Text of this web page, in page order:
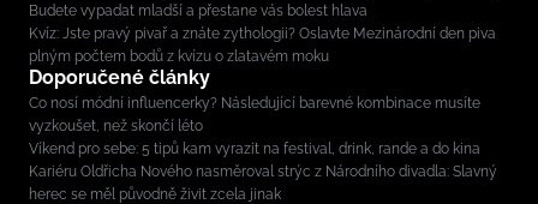
Budete vypadat mladší a přestane vás bolest hlava
Kvíz: Jste pravý pivař a znáte zythologii? Oslavte Mezinárodní den piva
plným počtem bodů z kvízu o zlatavém moku
Doporučené články
Co nosí módní influencerky? Následující barevné kombinace musíte
vyzkoušet, než skončí léto
Víkend pro sebe: 5 tipů kam vyrazit na festival, drink, rande a do kina
Kariéru Oldřicha Nového nasměroval strýc z Národního divadla: Slavný
herec se měl původně živit zcela jinak